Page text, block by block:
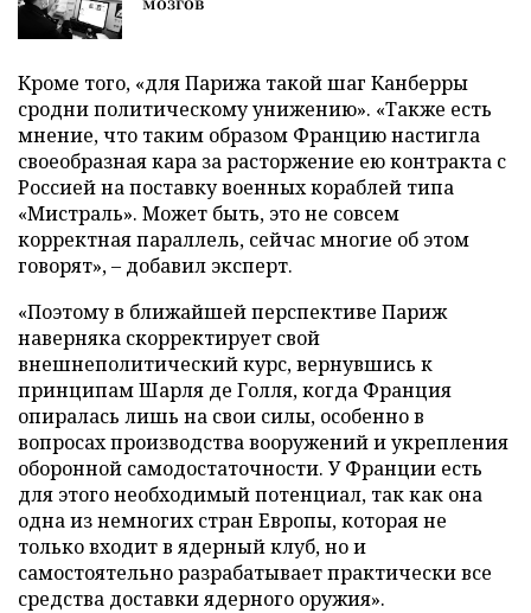
Кроме того, «для Парижа такой шаг Канберры
сродни политическому унижению». «Также есть
мнение, что таким образом Францию настигла
своеобразная кара за расторжение ею контракта с
Россией на поставку военных кораблей типа
«Мистраль». Может быть, это не совсем
корректная параллель, сейчас многие об этом
говорят», – добавил эксперт.
«Поэтому в ближайшей перспективе Париж
наверняка скорректирует свой
внешнеполитический курс, вернувшись к
принципам Шарля де Голля, когда Франция
опиралась лишь на свои силы, особенно в
вопросах производства вооружений и укрепления
оборонной самодостаточности. У Франции есть
для этого необходимый потенциал, так как она
одна из немногих стран Европы, которая не
только входит в ядерный клуб, но и
самостоятельно разрабатывает практически все
средства доставки ядерного оружия».